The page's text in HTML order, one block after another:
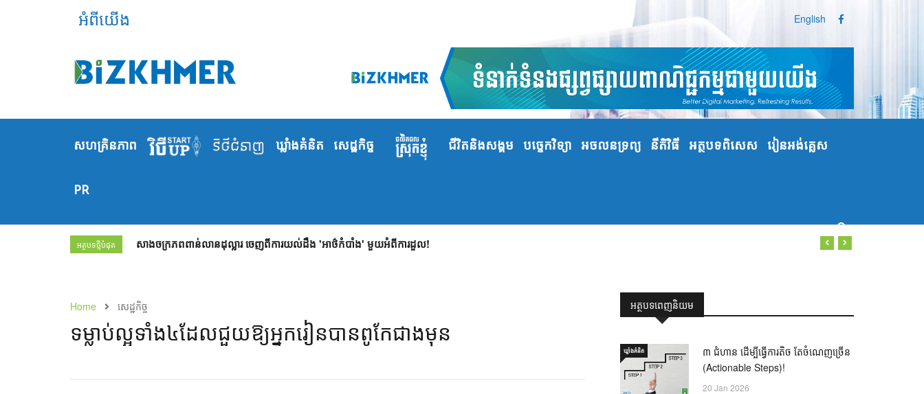
អំពីយើង English
សហគ្រិនភាព ឃ្លាំង​គំនិត សេដ្ឋកិច្ច ជីវិតនិងសង្គម បច្ចេកវិទ្យា អចលនទ្រព្យ នីតិវិធី អត្ថបទពិសេស រៀនអង់គ្លេស
PR
អត្ថបទថ្មីបំផុត សាងចក្រភពពាន់លានដុល្លារ ចេញពីការយល់ដឹង 'អាថ៌កំបាំង' មួយអំពីការដួល!
Home សេដ្ឋកិច្ច
ទម្លាប់ល្អទាំង៤ដែលជួយឱ្យអ្នករៀនបានពូកែជាងមុន​
អត្ថបទពេញនិយម
ឃ្លាំង​គំនិត
៣ ជំហាន ដើម្បីធ្វើការតិច តែចំណេញច្រើន
(Actionable Steps)!
20 Jan 2026